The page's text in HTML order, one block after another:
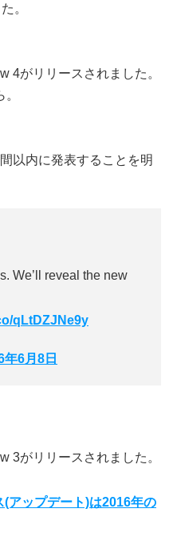
。
4がリリースされました。
以内に発表することを明
We’ll reveal the new
qLtDZJNe9y
年6月8日
3がリリースされました。
アップデート)は2016年の